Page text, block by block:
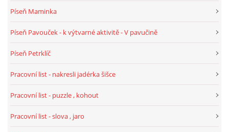
JÓGOVÉ CVIČENÍ, TYPY, RADY, RECENZE
STÁTNÍ SVÁTKY
Píseň Maminka
Píseň Pavouček - k výtvarné aktivitě - V pavučině
Píseň Petrklíč
Pracovní list - nakresli jadérka šišce
Pracovní list - puzzle , kohout
Pracovní list - slova , jaro